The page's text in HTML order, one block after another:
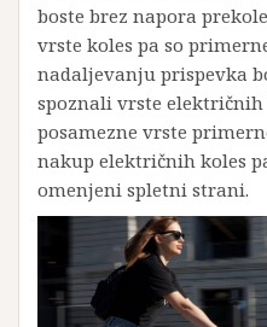
boste brez napora
vrste koles pa so
nadaljevanju prispevka
spoznali vrste električnih
posamezne vrste
nakup električnih koles
omenjeni spletni strani.